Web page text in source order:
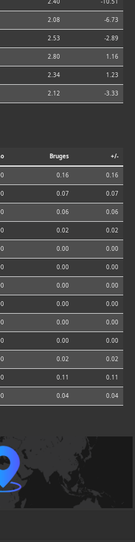
2.40 -10.51
2.08 -6.73
2.53 -2.89
2.80 1.16
2.34 1.23
2.12 -3.33
Bruges +/-
0.16 0.16
0.07 0.07
0.06 0.06
0.02 0.02
0.00 0.00
0.00 0.00
0.00 0.00
0.00 0.00
0.00 0.00
0.00 0.00
0.02 0.02
0.11 0.11
0.04 0.04